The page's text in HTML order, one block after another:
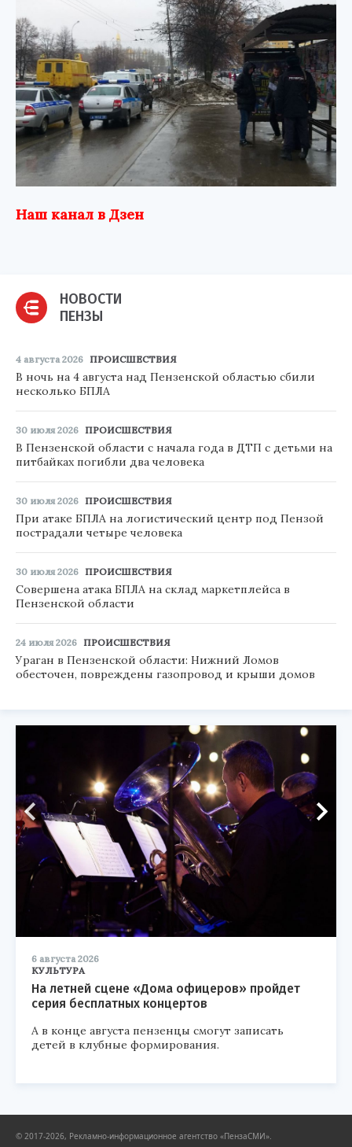
Наш канал в Дзен
НОВОСТИ
ПЕНЗЫ
4 августа 2026 ПРОИСШЕСТВИЯ
В ночь на 4 августа над Пензенской областью сбили
несколько БПЛА
30 июля 2026 ПРОИСШЕСТВИЯ
В Пензенской области с начала года в ДТП с детьми на
питбайках погибли два человека
30 июля 2026 ПРОИСШЕСТВИЯ
При атаке БПЛА на логистический центр под Пензой
пострадали четыре человека
30 июля 2026 ПРОИСШЕСТВИЯ
Совершена атака БПЛА на склад маркетплейса в
Пензенской области
24 июля 2026 ПРОИСШЕСТВИЯ
Ураган в Пензенской области: Нижний Ломов
обесточен, повреждены газопровод и крыши домов
6 августа 2026
КУЛЬТУРА
На летней сцене «Дома офицеров» пройдет
серия бесплатных концертов
А в конце августа пензенцы смогут записать
детей в клубные формирования.
© 2017-2026, Рекламно-информационное агентство «ПензаСМИ».